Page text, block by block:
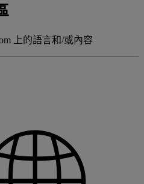
上的語言和/或內容